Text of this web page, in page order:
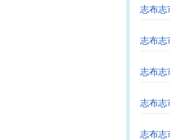
志布志
志布志
志布志
志布志
志布志